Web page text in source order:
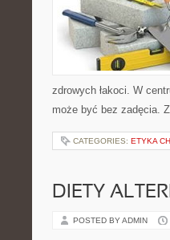
zdrowych łakoci. W
może być bez zadęcia.
CATEGORIES: ETYKA
DIETY
POSTED BY ADMIN